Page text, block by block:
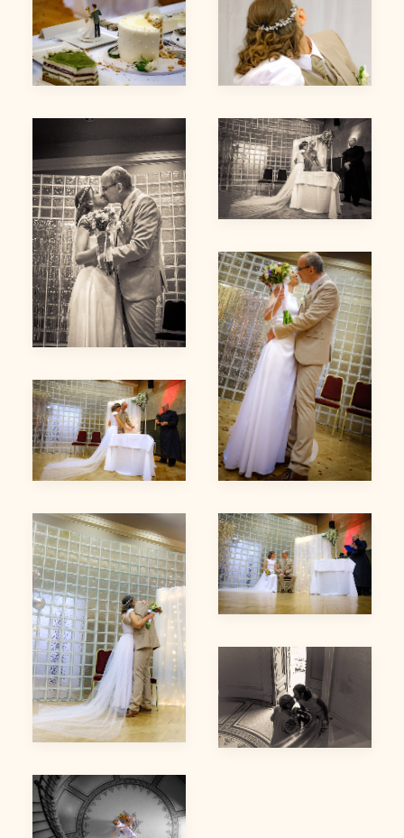
Kata & Laci Kata & Laci
Kata & Laci
Kata & Laci
Kata & Laci
Kata & Laci
Kata & Laci
Kata & Laci
Kata & Laci
Kata & Laci